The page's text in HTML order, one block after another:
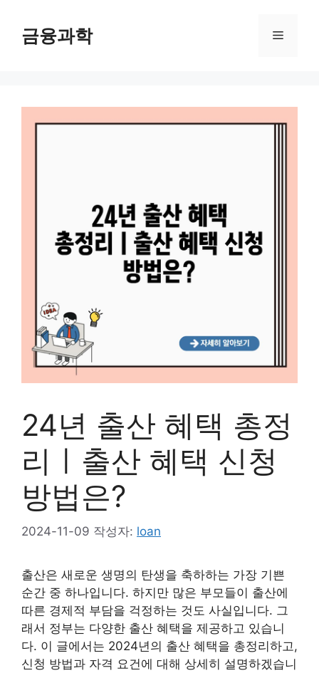
금융과학 메
24년 출산 혜택 총정
리ㅣ출산 혜택 신청
방법은?
2024-11-09 작성자: loan
출산은 새로운 생명의 탄생을 축하하는 가장 기쁜
순간 중 하나입니다. 하지만 많은 부모들이 출산에
따른 경제적 부담을 걱정하는 것도 사실입니다. 그
래서 정부는 다양한 출산 혜택을 제공하고 있습니
다. 이 글에서는 2024년의 출산 혜택을 총정리하고,
신청 방법과 자격 요건에 대해 상세히 설명하겠습니